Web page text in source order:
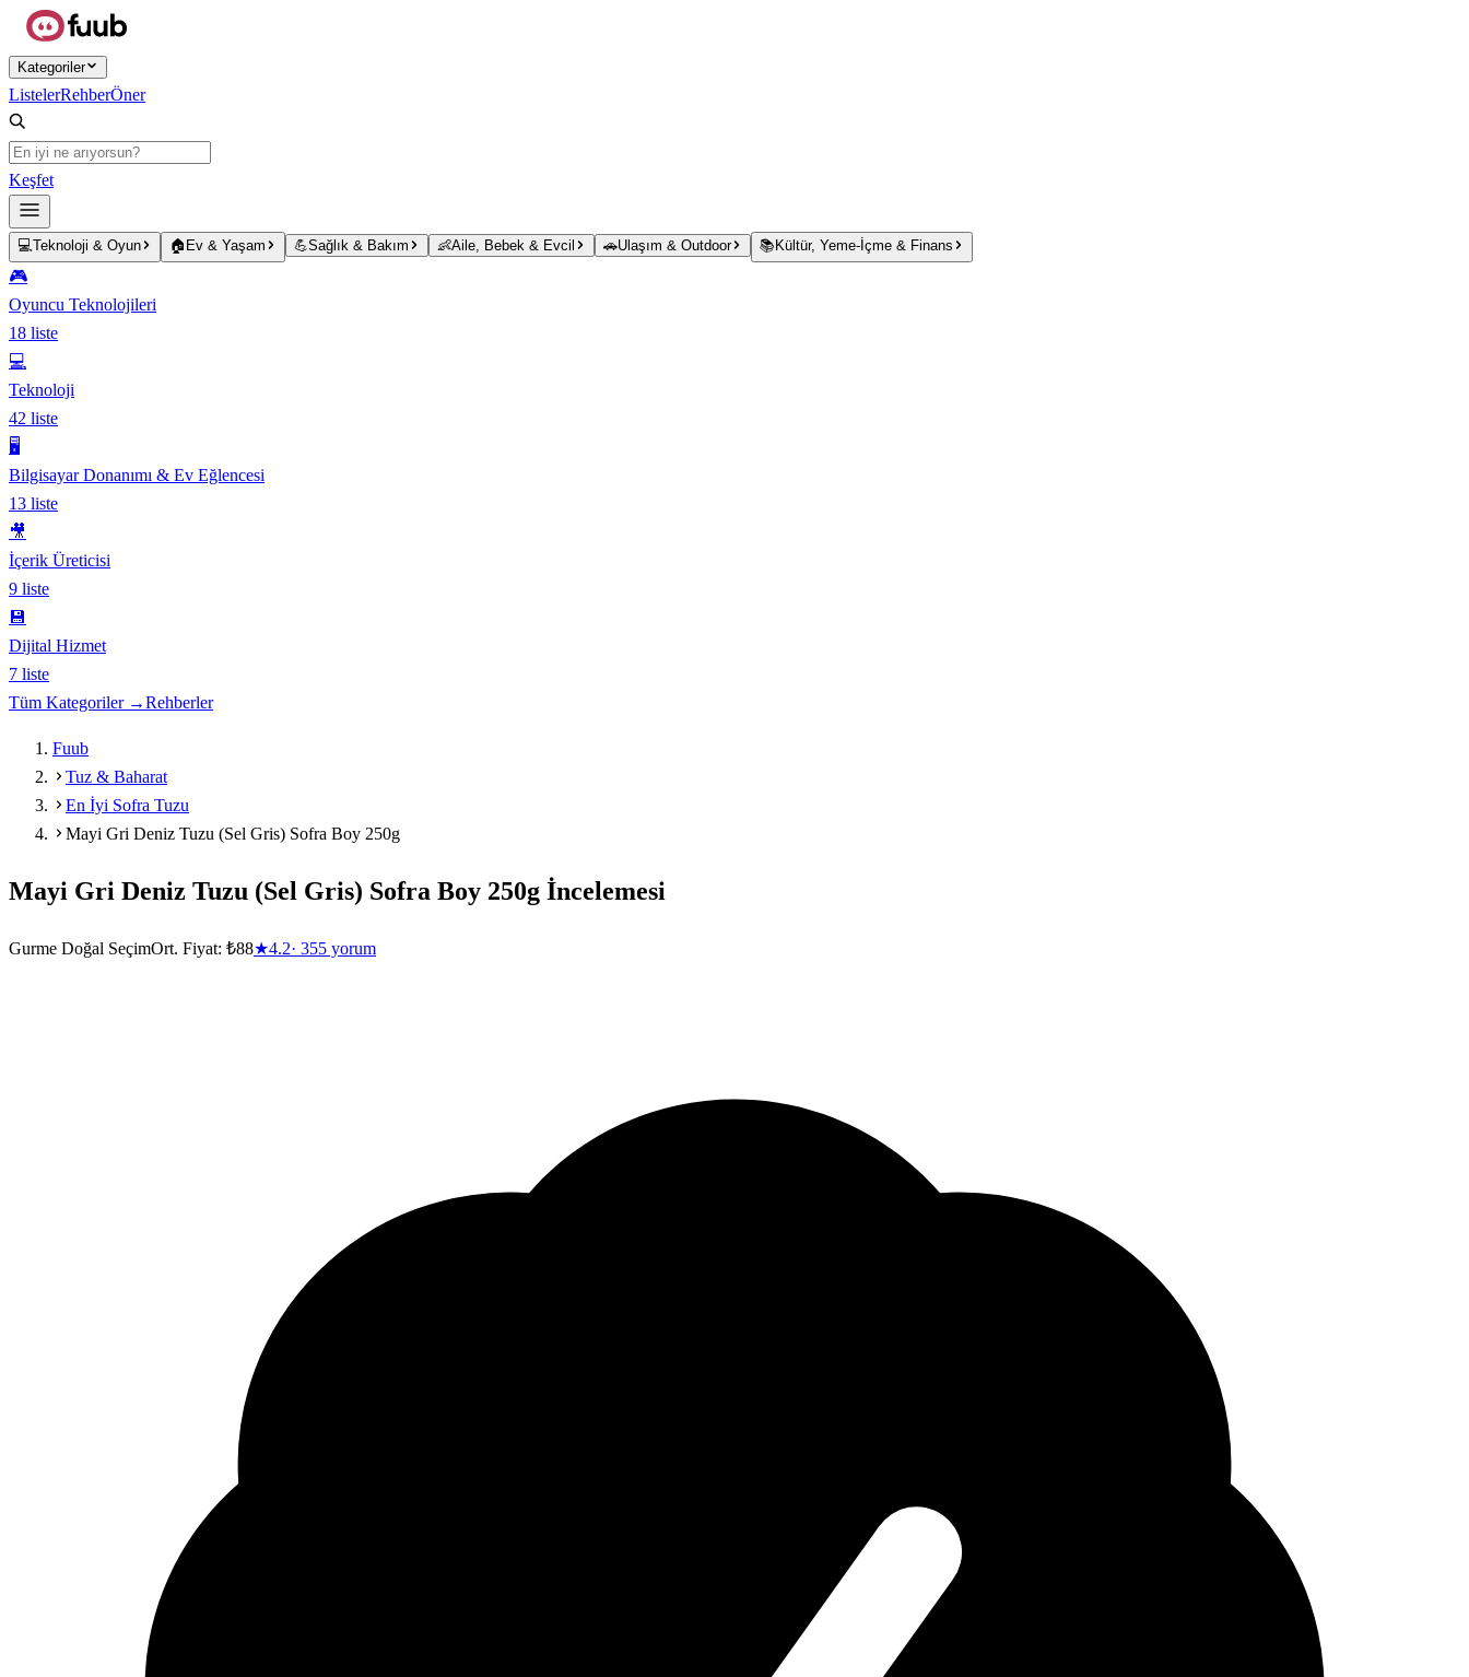
Ana içeriğe atla
Kategoriler
ListelerRehberÖner
Keşfet
💻Teknoloji & Oyun 🏠 Ev & Yaşam 💪Sağlık & Bakım 👶Aile, Bebek & Evcil 🚗Ulaşım & Outdoor 📚 Kültür, Yeme-İçme & Finans
🎮
Oyuncu Teknolojileri
18 liste
💻
Teknoloji
42 liste
🖥️
Bilgisayar Donanımı & Ev Eğlencesi
13 liste
🎥
İçerik Üreticisi
9 liste
💾
Dijital Hizmet
7 liste
Tüm Kategoriler →Rehberler
Fuub
Tuz & Baharat
En İyi Sofra Tuzu
Mayi Gri Deniz Tuzu (Sel Gris) Sofra Boy 250g
Mayi Gri Deniz Tuzu (Sel Gris) Sofra Boy 250g İncelemesi
Gurme Doğal SeçimOrt. Fiyat: ₺88★4.2· 355 yorum